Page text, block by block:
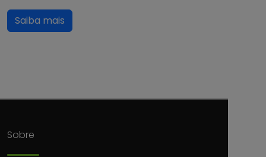
Saiba mais
Sobre